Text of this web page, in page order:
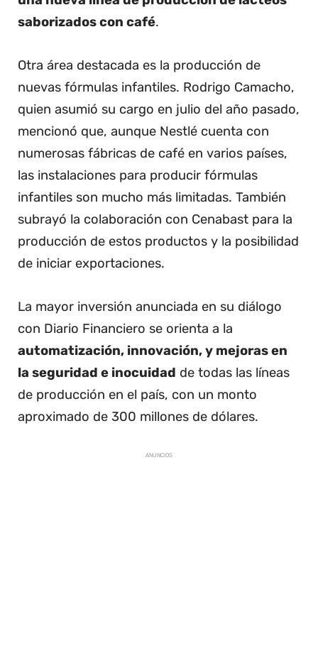
saborizados con café.
Otra área destacada es la producción de
nuevas fórmulas infantiles. Rodrigo Camacho,
quien asumió su cargo en julio del año pasado,
mencionó que, aunque Nestlé cuenta con
numerosas fábricas de café en varios países,
las instalaciones para producir fórmulas
infantiles son mucho más limitadas. También
subrayó la colaboración con Cenabast para la
producción de estos productos y la posibilidad
de iniciar exportaciones.
La mayor inversión anunciada en su diálogo
con Diario Financiero se orienta a la
automatización, innovación, y mejoras en
la seguridad e inocuidad de todas las líneas
de producción en el país, con un monto
aproximado de 300 millones de dólares.
ANUNCIOS